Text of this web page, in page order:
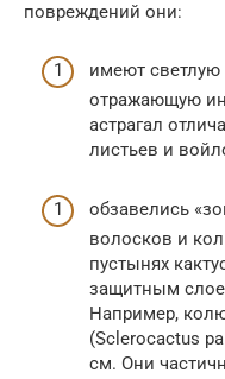
повреждений они:
имеют светлую
отражающую
астрагал
листьев и
обзавелись
волосков и
пустынях
защитным
Например,
(Sclerocactus
см. Они